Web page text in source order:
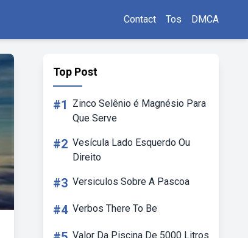
Contact Tos DMCA
Top Post
#1
Zinco Selênio é Magnésio Para
Que Serve
#2 Vesícula Lado Esquerdo Ou
Direito
#3 Versiculos Sobre A Pascoa
#4 Verbos There To Be
Valor Da Piscina De 5000 Litros